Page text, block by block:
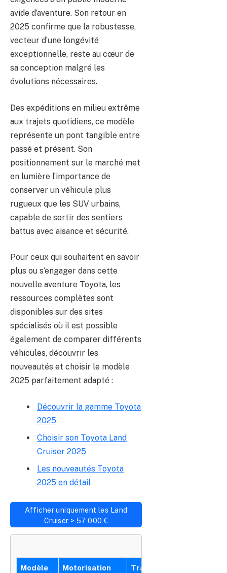
avide d’aventure. Son retour en
2025 confirme que la robustesse,
vecteur d’une longévité
exceptionnelle, reste au cœur de
sa conception malgré les
évolutions nécessaires.
Des expéditions en milieu extrême
aux trajets quotidiens, ce modèle
représente un pont tangible entre
passé et présent. Son
positionnement sur le marché met
en lumière l’importance de
conserver un véhicule plus
rugueux que les SUV urbains,
capable de sortir des sentiers
battus avec aisance et sécurité.
Pour ceux qui souhaitent en savoir
plus ou s’engager dans cette
nouvelle aventure Toyota, les
ressources complètes sont
disponibles sur des sites
spécialisés où il est possible
également de comparer différents
véhicules, découvrir les
nouveautés et choisir le modèle
2025 parfaitement adapté :
Découvrir la gamme Toyota
2025
Choisir son Toyota Land
Cruiser 2025
Les nouveautés Toyota
2025 en détail
Afficher uniquement les Land
Cruiser > 57 000 €
Modèle Motorisation Transmission